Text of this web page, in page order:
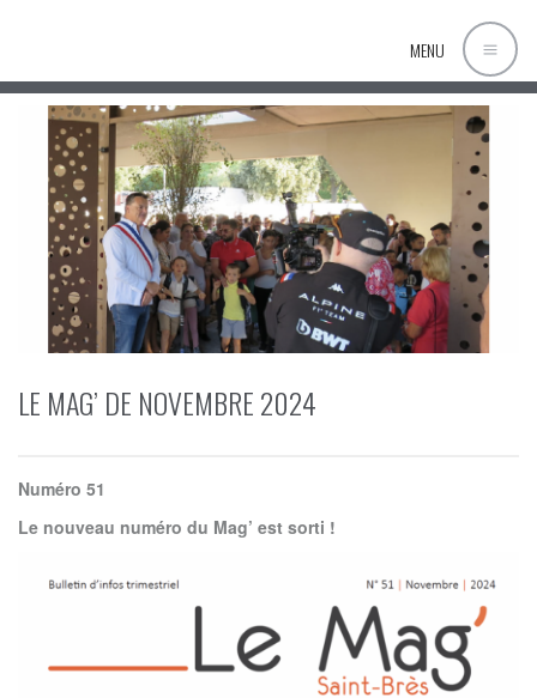
MENU
LE MAG’ DE NOVEMBRE 2024
Numéro 51
Le nouveau numéro du Mag’ est sorti !